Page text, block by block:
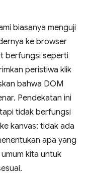
biasanya menguji
ke browser
berfungsi seperti
peristiwa klik
bahwa DOM
Pendekatan ini
tidak berfungsi
kanvas; tidak ada
apa yang
kita untuk